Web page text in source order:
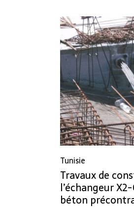
Tunisie
Travaux de
l’échangeur
béton